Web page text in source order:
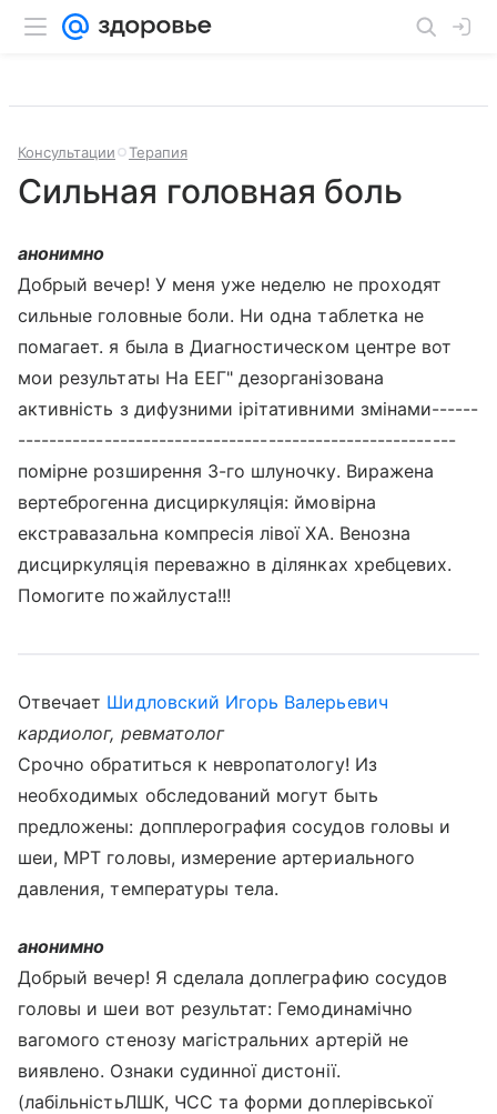
Консультации Терапия
Сильная головная боль
анонимно
Добрый вечер! У меня уже неделю не проходят
сильные головные боли. Ни одна таблетка не
помагает. я была в Диагностическом центре вот
мои результаты На ЕЕГ" дезорганізована
активність з дифузними ірітативними змінами------
--------------------------------------------------------
помірне розширення 3-го шлуночку. Виражена
вертеброгенна дисциркуляція: ймовірна
екстравазальна компресія лівої ХА. Венозна
дисциркуляція переважно в ділянках хребцевих.
Помогите пожайлуста!!!
Отвечает Шидловский Игорь Валерьевич
кардиолог, ревматолог
Срочно обратиться к невропатологу! Из
необходимых обследований могут быть
предложены: допплерография сосудов головы и
шеи, МРТ головы, измерение артериального
давления, температуры тела.
анонимно
Добрый вечер! Я сделала доплеграфию сосудов
головы и шеи вот результат: Гемодинамічно
вагомого стенозу магістральних артерій не
виявлено. Ознаки судинної дистонії.
(лабільністьЛШК, ЧСС та форми доплерівської